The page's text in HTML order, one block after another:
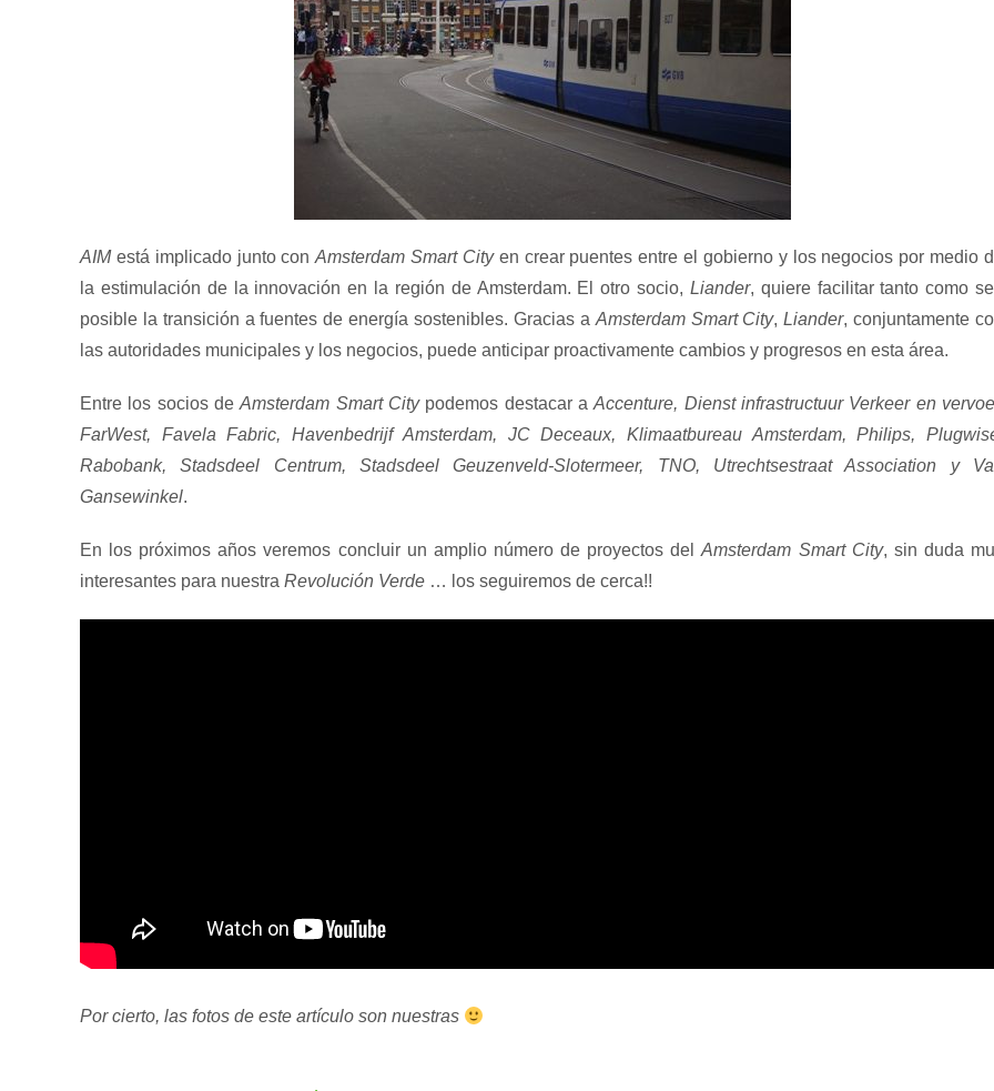
AIMestá implicado junto conAmsterdam Smart Cityen crear puentes entre el gobierno y los negocios por medio
la estimulación de la innovación en la región de Amsterdam. El otro socio, Liander, quiere facilitar tanto como
posible la transición a fuentes de energía sostenibles. Gracias a Amsterdam Smart City,Liander, conjuntamente
las autoridades municipales y los negocios, puede anticipar proactivamente cambios y progresos en esta área.
Entre los socios deAmsterdam Smart Citypodemos destacar aAccenture, Dienst infrastructuur Verkeer en
FarWest, Favela Fabric, Havenbedrijf Amsterdam, JC Deceaux, Klimaatbureau Amsterdam, Philips,
Rabobank, Stadsdeel Centrum, Stadsdeel Geuzenveld-Slotermeer, TNO, Utrechtsestraat Association y
Gansewinkel.
En los próximos años veremos concluir un amplio número de proyectos delAmsterdam Smart City, sin duda
interesantes para nuestra Revolución Verde … los seguiremos de cerca!!
Por cierto, las fotos de este artículo son nuestras